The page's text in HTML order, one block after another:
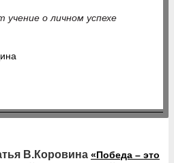
учение о личном успехе
В.Коровина «Победа – это